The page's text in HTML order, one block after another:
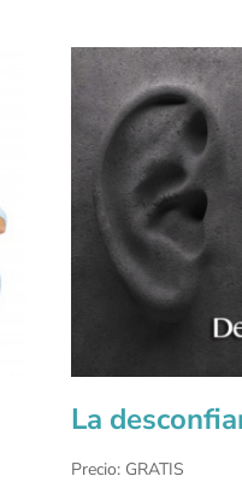
La
Precio: GRATIS